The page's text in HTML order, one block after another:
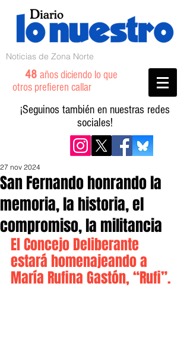
Noticias de Zona Norte
48 años diciendo lo que
otros prefieren callar
¡Seguinos también en nuestras redes
sociales!
San Fernando honrando la
memoria, la historia, el
compromiso, la militancia
27 nov 2024
El Concejo Deliberante
estará homenajeando a
María Rufina Gastón, “Rufi”.